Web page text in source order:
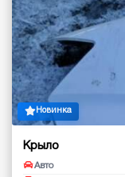
Новинка
Крыло
Авто